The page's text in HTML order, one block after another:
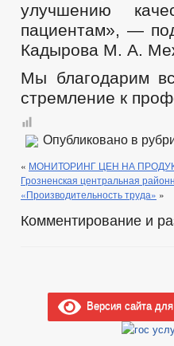
улучшению
пациентам», —
Кадырова М. А.
Мы благодарим
стремление к
Опубликовано в
« МОНИТОРИНГ ЦЕН НА
Грозненская центральная
«Производительность труда» »
Комментирование и
Версия сайта